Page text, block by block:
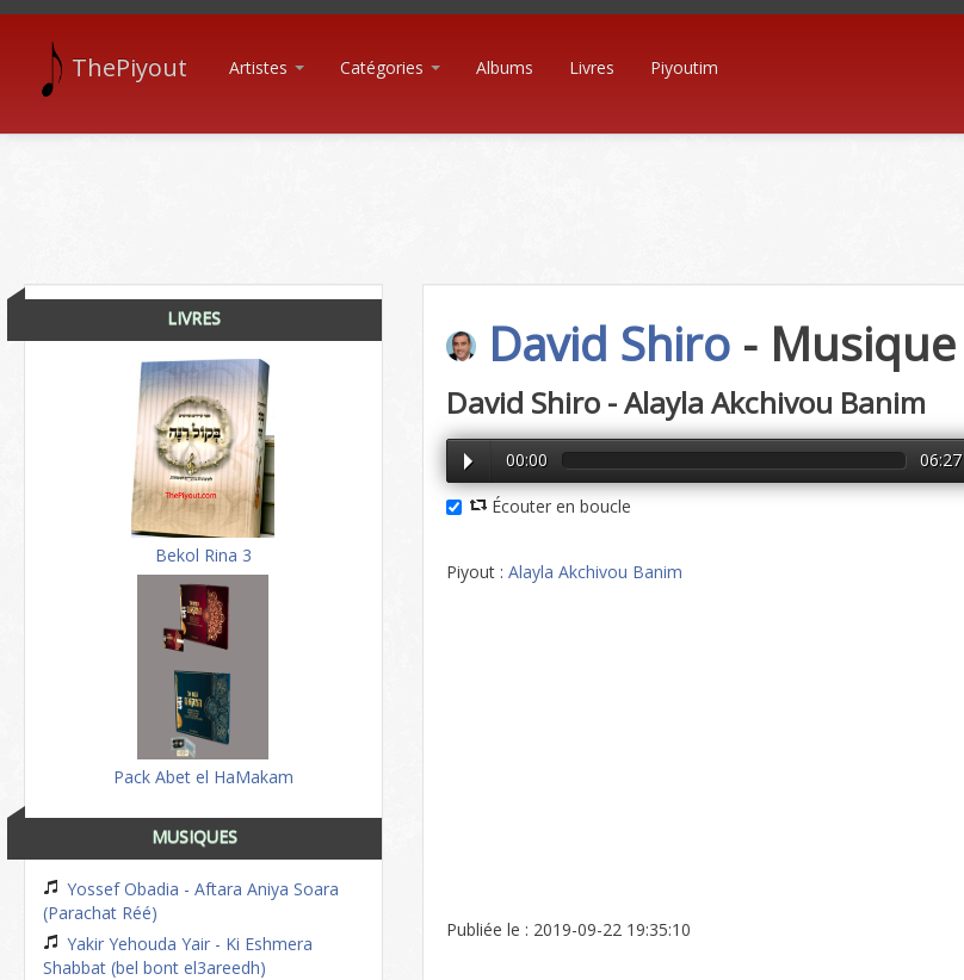
ThePiyout Artistes Catégories Albums Livres Piyoutim
LIVRES
Bekol Rina 3
Pack Abet el HaMakam
MUSIQUES
Yossef Obadia - Aftara Aniya Soara
(Parachat Réé)
Yakir Yehouda Yair - Ki Eshmera
Shabbat (bel bont el3areedh)
David Shiro - Musique
David Shiro - Alayla Akchivou Banim
00:00 06:27
Écouter en boucle
Piyout :Alayla Akchivou Banim
Publiée le : 2019-09-22 19:35:10